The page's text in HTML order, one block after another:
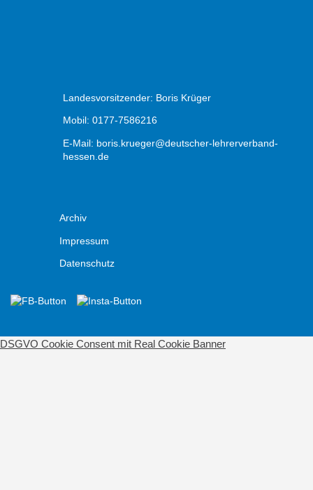
Landesvorsitzender: Boris Krüger
Mobil: 0177-7586216
E-Mail: boris.krueger@deutscher-lehrerverband-
hessen.de
Archiv
Impressum
Datenschutz
DSGVO Cookie Consent mit Real Cookie Banner